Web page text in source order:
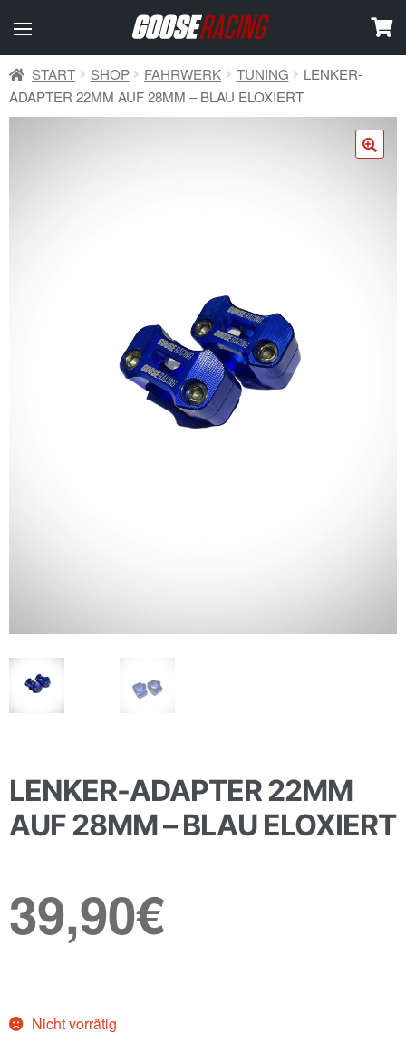
START SHOP FAHRWERK TUNING
LENKER-
ADAPTER 22MM AUF 28MM – BLAU ELOXIERT
LENKER-ADAPTER 22MM
AUF 28MM – BLAU ELOXIERT
39,90€
Nicht vorrätig